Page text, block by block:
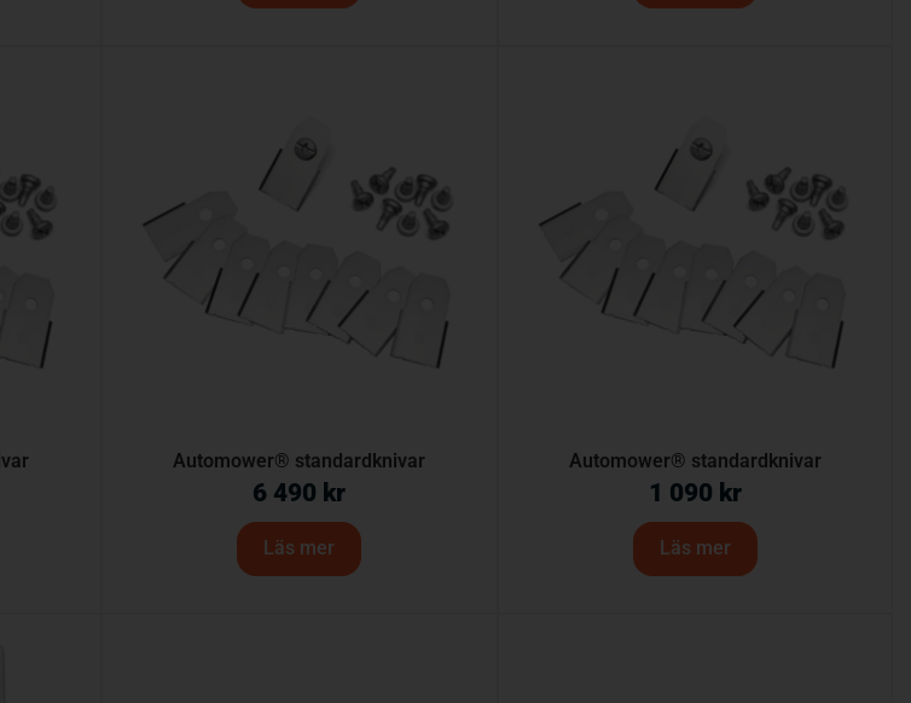
Automower® standardknivar
6 490 kr
Läs mer
Automower® standardknivar
1 090 kr
Läs mer